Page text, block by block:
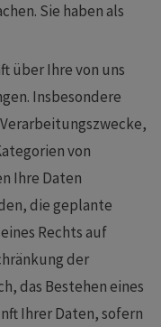
Sie haben als
über Ihre von uns
Insbesondere
von
Ihre Daten
die geplante
Rechts auf
der
das Bestehen eines
Ihrer Daten, sofern